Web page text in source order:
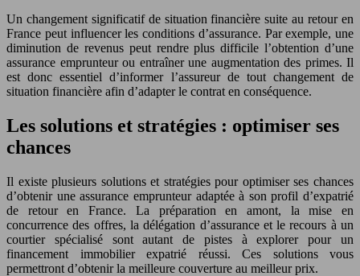
Un changement significatif de situation financière suite au retour en
France peut influencer les conditions d’assurance. Par exemple, une
diminution de revenus peut rendre plus difficile l’obtention d’une
assurance emprunteur ou entraîner une augmentation des primes. Il
est donc essentiel d’informer l’assureur de tout changement de
situation financière afin d’adapter le contrat en conséquence.
Les solutions et stratégies : optimiser ses
chances
Il existe plusieurs solutions et stratégies pour optimiser ses chances
d’obtenir une assurance emprunteur adaptée à son profil d’expatrié
de retour en France. La préparation en amont, la mise en
concurrence des offres, la délégation d’assurance et le recours à un
courtier spécialisé sont autant de pistes à explorer pour un
financement immobilier expatrié réussi. Ces solutions vous
permettront d’obtenir la meilleure couverture au meilleur prix.